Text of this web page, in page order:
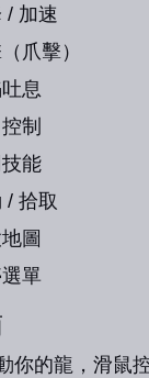
/ 加速
爪擊）
息
制
能
/ 拾取
圖
單
你的龍，滑鼠